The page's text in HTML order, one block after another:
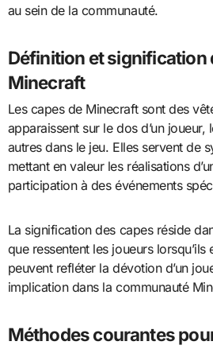
au sein de la communauté.
Définition et signification
Minecraft
Les capes de Minecraft sont des
apparaissent sur le dos d’un joueur,
autres dans le jeu. Elles servent de
mettant en valeur les réalisations
participation à des événements
La signification des capes réside
que ressentent les joueurs lorsqu’ils
peuvent refléter la dévotion d’un
implication dans la communauté
Méthodes courantes